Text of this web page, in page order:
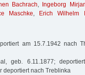
Bachrach,
Ingeborg
Maschke,
Erich Wilhelm
am 15.7.1942 nach
geb. 6.11.1877;
deportiert nach Treblinka